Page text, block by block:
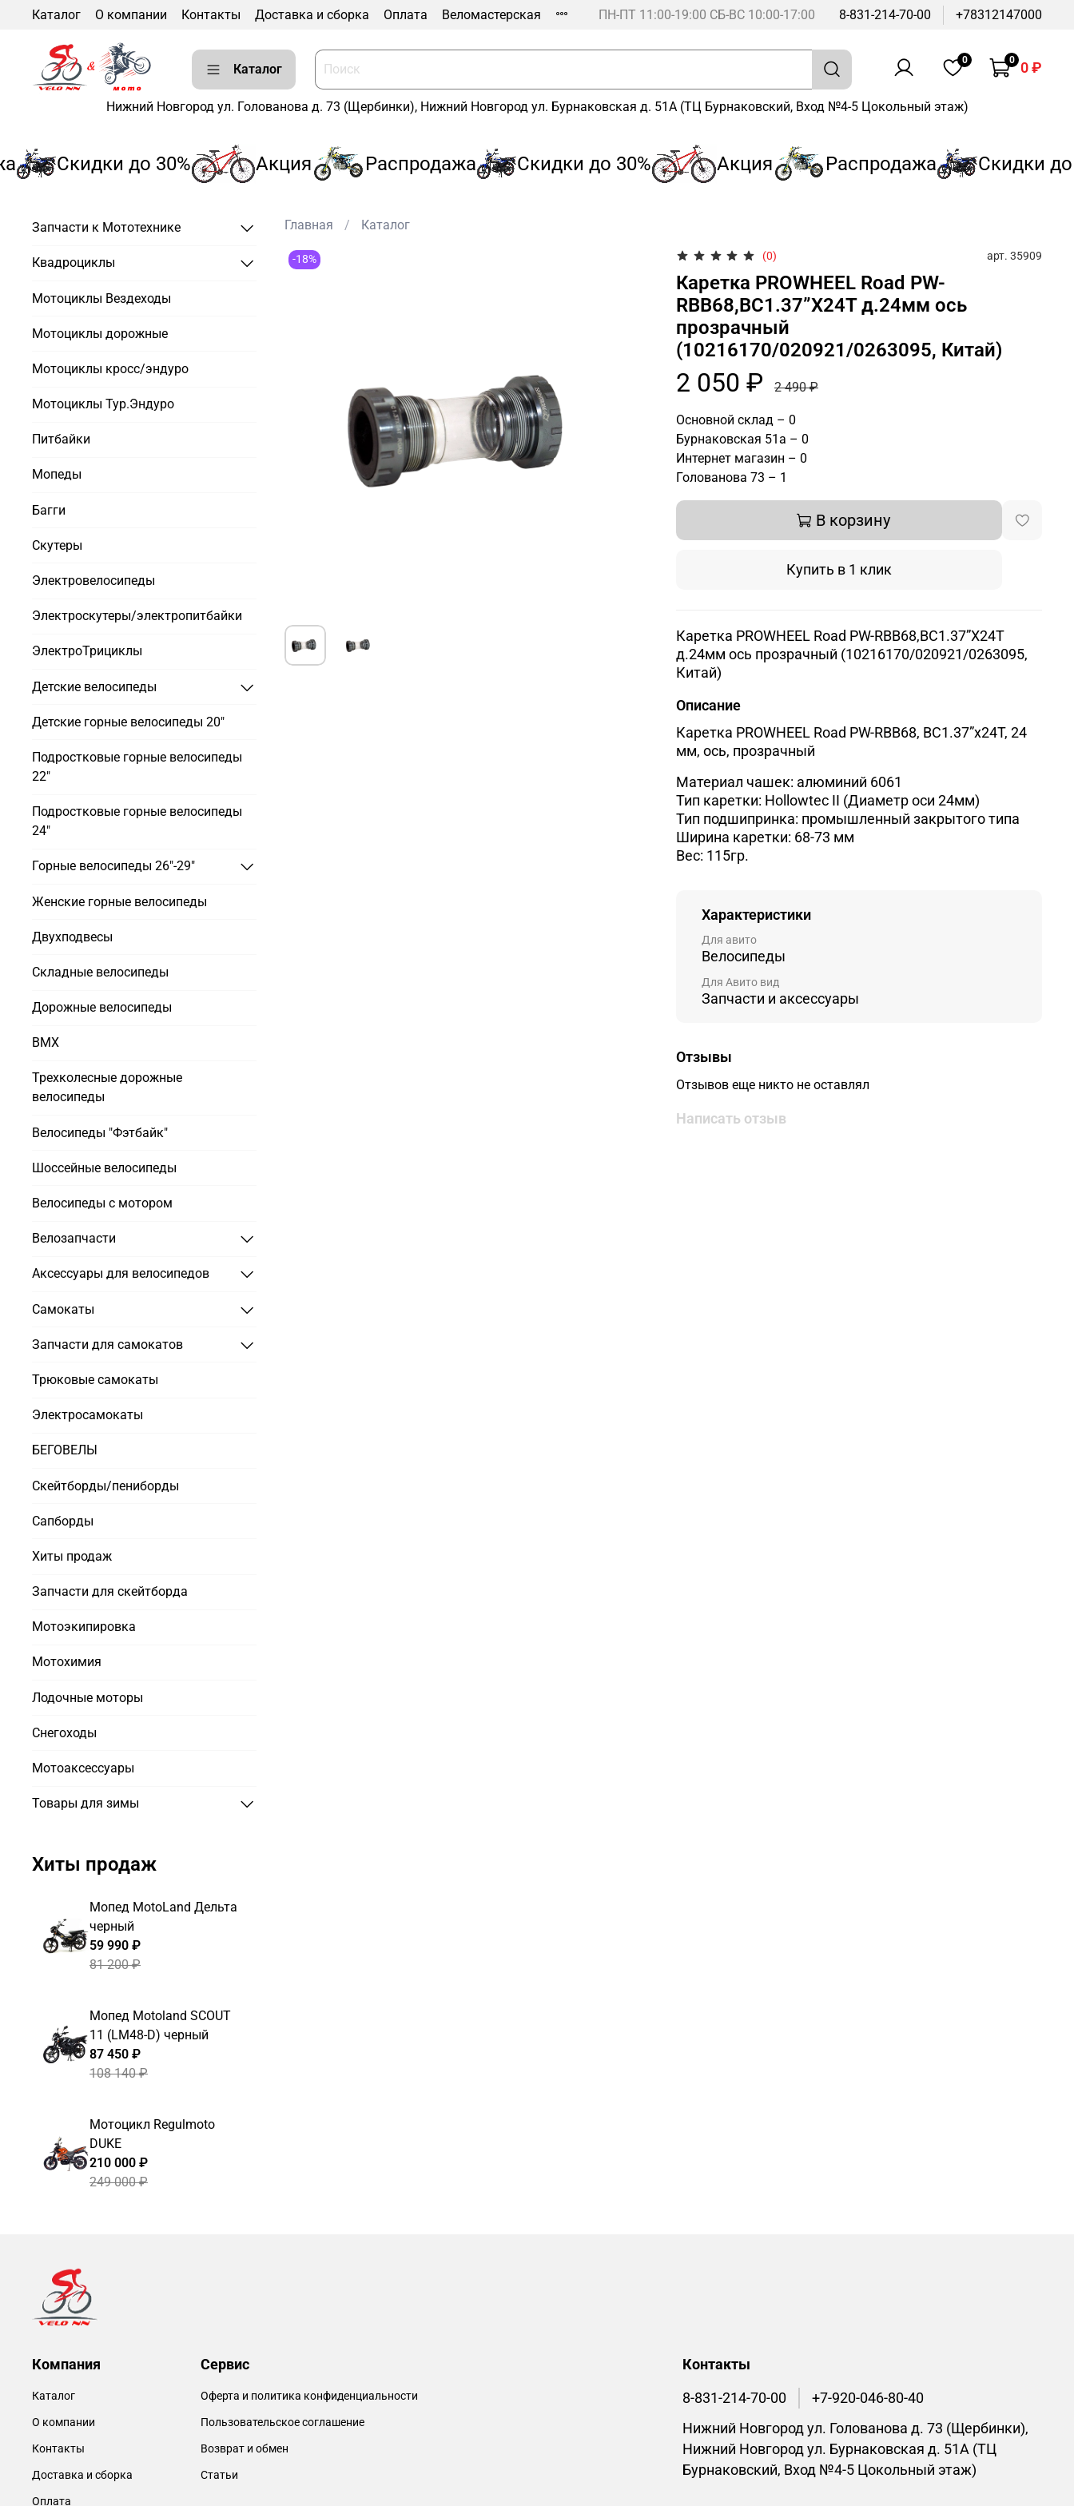
Каталог О компании Контакты Доставка и сборка Оплата Веломастерская ПН-ПТ 11:00-19:00 СБ-ВС 10:00-17:00 8-831-214-70-00 +78312147000
Каталог
0 0 0 ₽
Нижний Новгород ул. Голованова д. 73 (Щербинки), Нижний Новгород ул. Бурнаковская д. 51А (ТЦ Бурнаковский, Вход №4-5 Цокольный этаж)
Скидки до 30% Акция Распродажа Скидки до 30% Акция Распродажа Скидки до
Главная Каталог
-18% (0) арт. 35909
Каретка PROWHEEL Road PW-
RBB68,BC1.37”X24T д.24мм ось
прозрачный
(10216170/020921/0263095, Китай)
2 050 ₽ 2 490 ₽
Основной склад – 0
Бурнаковская 51а – 0
Интернет магазин – 0
Голованова 73 – 1
В корзину
Купить в 1 клик
Каретка PROWHEEL Road PW-RBB68,BC1.37”X24T
д.24мм ось прозрачный (10216170/020921/0263095,
Китай)
Описание
Каретка PROWHEEL Road PW-RBB68, BC1.37”х24T, 24
мм, ось, прозрачный
Материал чашек: алюминий 6061
Тип каретки: Hollowtec II (Диаметр оси 24мм)
Тип подшипринка: промышленный закрытого типа
Ширина каретки: 68-73 мм
Вес: 115гр.
Характеристики
Для авито
Велосипеды
Для Авито вид
Запчасти и аксессуары
Отзывы
Отзывов еще никто не оставлял
Написать отзыв
Запчасти к Мототехнике
Квадроциклы
Мотоциклы Вездеходы
Мотоциклы дорожные
Мотоциклы кросс/эндуро
Мотоциклы Тур.Эндуро
Питбайки
Мопеды
Багги
Скутеры
Электровелосипеды
Электроскутеры/электропитбайки
ЭлектроТрициклы
Детские велосипеды
Детские горные велосипеды 20"
Подростковые горные велосипеды
22"
Подростковые горные велосипеды
24"
Горные велосипеды 26"-29"
Женские горные велосипеды
Двухподвесы
Складные велосипеды
Дорожные велосипеды
BMX
Трехколесные дорожные
велосипеды
Велосипеды "Фэтбайк"
Шоссейные велосипеды
Велосипеды с мотором
Велозапчасти
Аксессуары для велосипедов
Самокаты
Запчасти для самокатов
Трюковые самокаты
Электросамокаты
БЕГОВЕЛЫ
Скейтборды/пениборды
Сапборды
Хиты продаж
Запчасти для скейтборда
Мотоэкипировка
Мотохимия
Лодочные моторы
Снегоходы
Мотоаксессуары
Товары для зимы
Хиты продаж
Мопед MotoLand Дельта
черный
59 990 ₽
81 200 ₽
Мопед Motoland SCOUT
11 (LM48-D) черный
87 450 ₽
108 140 ₽
Мотоцикл Regulmoto
DUKE
210 000 ₽
249 000 ₽
Компания
Каталог
О компании
Контакты
Доставка и сборка
Оплата
Сервис
Оферта и политика конфиденциальности
Пользовательское соглашение
Возврат и обмен
Статьи
Контакты
8-831-214-70-00
+7-920-046-80-40
Нижний Новгород ул. Голованова д. 73 (Щербинки),
Нижний Новгород ул. Бурнаковская д. 51А (ТЦ
Бурнаковский, Вход №4-5 Цокольный этаж)